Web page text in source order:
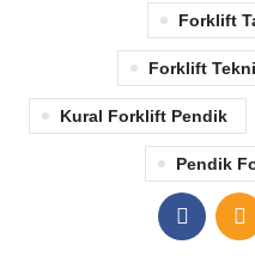
Forklift
Forklift
Kural Forklift Pendik
Pendik